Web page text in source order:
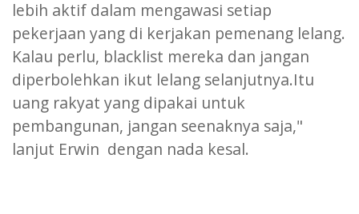
lebih aktif dalam mengawasi setiap
pekerjaan yang di kerjakan pemenang lelang.
Kalau perlu, blacklist mereka dan jangan
diperbolehkan ikut lelang selanjutnya.Itu
uang rakyat yang dipakai untuk
pembangunan, jangan seenaknya saja,"
lanjut Erwin dengan nada kesal.